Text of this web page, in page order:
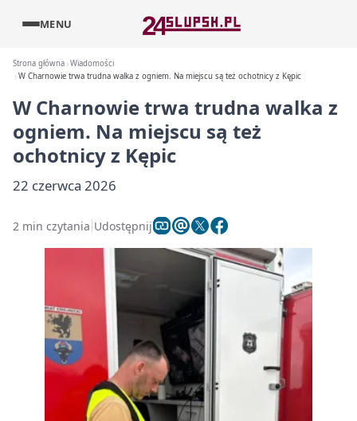
MENU
Strona główna Wiadomości
W Charnowie trwa trudna walka z ogniem. Na miejscu są też ochotnicy z Kępic
W Charnowie trwa trudna walka z
ogniem. Na miejscu są też
ochotnicy z Kępic
22 czerwca 2026
2 min czytania Udostępnij